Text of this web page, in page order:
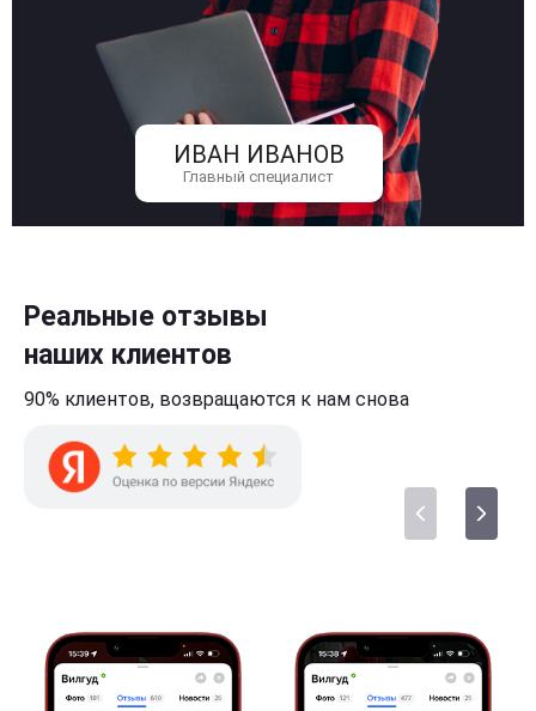
ИВАН ИВАНОВ
Главный специалист
Реальные отзывы
наших клиентов
90% клиентов, возвращаются к нам снова